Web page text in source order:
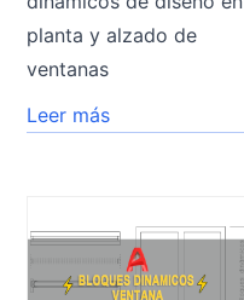
planta y alzado de
ventanas
Leer más